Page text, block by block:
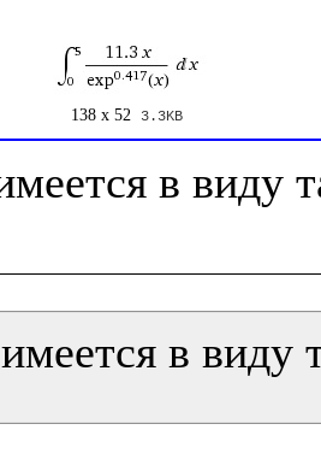
138 x 52 3.3KB
в виду
имеется в